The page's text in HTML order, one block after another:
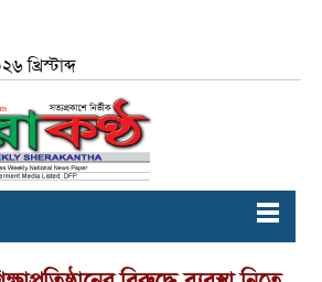
খ্রিস্টাব্দ